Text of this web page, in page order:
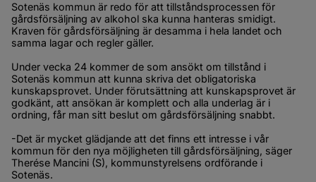
Sotenäs kommun är redo för att tillståndsprocessen för
gårdsförsäljning av alkohol ska kunna hanteras smidigt.
Kraven för gårdsförsäljning är desamma i hela landet och
samma lagar och regler gäller.
Under vecka 24 kommer de som ansökt om tillstånd i
Sotenäs kommun att kunna skriva det obligatoriska
kunskapsprovet. Under förutsättning att kunskapsprovet är
godkänt, att ansökan är komplett och alla underlag är i
ordning, får man sitt beslut om gårdsförsäljning snabbt.
-Det är mycket glädjande att det finns ett intresse i vår
kommun för den nya möjligheten till gårdsförsäljning, säger
Therése Mancini (S), kommunstyrelsens ordförande i
Sotenäs.